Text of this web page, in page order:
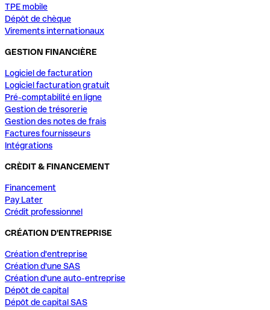
TPE mobile
Dépôt de chèque
Virements internationaux
GESTION FINANCIÈRE
Logiciel de facturation
Logiciel facturation gratuit
Pré-comptabilité en ligne
Gestion de trésorerie
Gestion des notes de frais
Factures fournisseurs
Intégrations
CRÈDIT & FINANCEMENT
Financement
Pay Later
Crédit professionnel
CRÉATION D'ENTREPRISE
Création d'entreprise
Création d'une SAS
Création d'une auto-entreprise
Dépôt de capital
Dépôt de capital SAS